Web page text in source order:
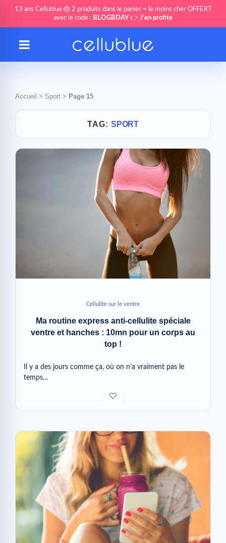
13 ans Cellublue 🎂 2 produits dans le panier = le moins cher OFFERT
avec le code : BLOGBDAY 👉 J'en profite
Accueil > Sport > Page 15
TAG: SPORT
Cellulite sur le ventre
Ma routine express anti-cellulite spéciale
ventre et hanches : 10mn pour un corps au
top !
Il y a des jours comme ça, où on n’a vraiment pas le
temps…